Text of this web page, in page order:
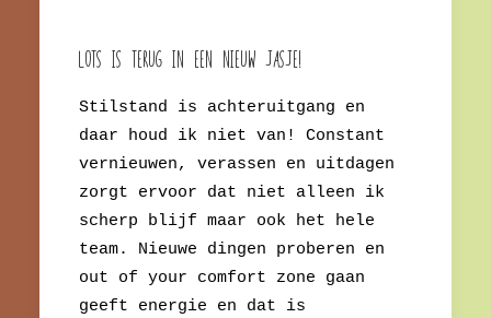
Lots is terug in een nieuw Jasje!
Stilstand is achteruitgang en
daar houd ik niet van! Constant
vernieuwen, verassen en uitdagen
zorgt ervoor dat niet alleen ik
scherp blijf maar ook het hele
team. Nieuwe dingen proberen en
out of your comfort zone gaan
geeft energie en dat is